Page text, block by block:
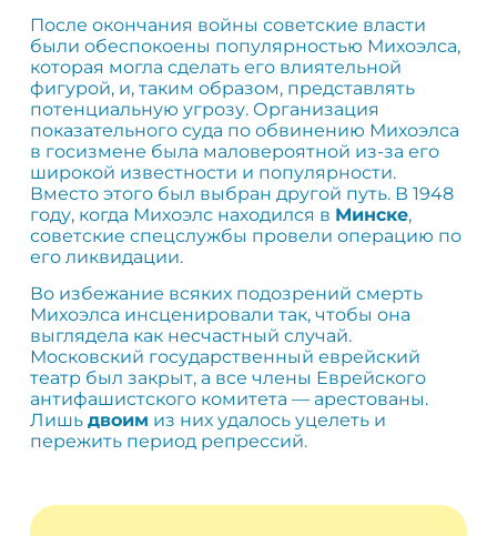
После окончания войны советские власти
были обеспокоены популярностью Михоэлса,
которая могла сделать его влиятельной
фигурой, и, таким образом, представлять
потенциальную угрозу. Организация
показательного суда по обвинению Михоэлса
в госизмене была маловероятной из-за его
широкой известности и популярности.
Вместо этого был выбран другой путь. В 1948
году, когда Михоэлс находился в Минске,
советские спецслужбы провели операцию по
его ликвидации.
Во избежание всяких подозрений смерть
Михоэлса инсценировали так, чтобы она
выглядела как несчастный случай.
Московский государственный еврейский
театр был закрыт, а все члены Еврейского
антифашистского комитета — арестованы.
Лишь двоим из них удалось уцелеть и
пережить период репрессий.